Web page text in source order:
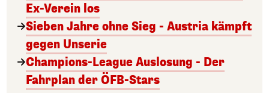
Ex-Verein los
Sieben Jahre ohne Sieg - Austria kämpft
gegen Unserie
Champions-League Auslosung - Der
Fahrplan der ÖFB-Stars